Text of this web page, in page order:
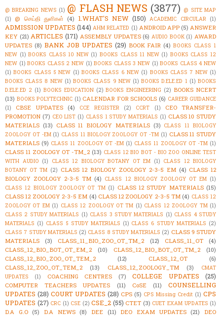
@ BREAKING NEWS (1) @ FLASH NEWS (3877) @ SITE MAP
(1) @ செய்தி துளிகள் (4) 1.WHAT'S NEW (150) ACADEMIC CIRCULAR (1)
ADMISSION UPDATES (144) AHM RELATED (1) ANDROID APP (5) ANSWER
KEY (21) ARTICLES (171) ASSEMBLY UPDATES (6) AUDIO BOOK (1) AWARD
UPDATES (8) BANK JOB UPDATES (29) BOOK FAIR (4) BOOKS CLASS 1
NEW (1) BOOKS CLASS 10 NEW (1) BOOKS CLASS 11 NEW (1) BOOKS CLASS 12
NEW (1) BOOKS CLASS 2 NEW (1) BOOKS CLASS 3 NEW (1) BOOKS CLASS 4 NEW
(1) BOOKS CLASS 5 NEW (1) BOOKS CLASS 6 NEW (1) BOOKS CLASS 7 NEW (1)
BOOKS CLASS 8 NEW (1) BOOKS CLASS 9 NEW (1) BOOKS D.ELE.ED 1 (1) BOOKS
D.ELE.ED 2 (1) BOOKS EDUCATION (2) BOOKS ENGINEERING (2) BOOKS NCERT
(13) BOOKS POLYTECHNIC (1) CALENDAR FOR SCHOOLS (6) CAREER GUIDANCE
(1)
CBSE UPDATES (4) CCE REGISTER (2) CCRT (1)
CEO TRANSFER-
PROMOTION (7) CEO LIST (1) CLASS 1 STUDY MATERIALS (1) CLASS 10 STUDY
MATERIALS (13) CLASS 11 BIOLOGY MATERIALS (3) CLASS 11 BIOLOGY
ZOOLOGY OT -EM (1) CLASS 11 BIOLOGY ZOOLOGY OT -TM (1) CLASS 11 STUDY
MATERIALS (9) CLASS 11 ZOOLOGY OT -EM (1) CLASS 11 ZOOLOGY OT -TM (1)
CLASS 11 ZOOLOGY OT -TM_2 (13) CLASS 12 BIO BOT - BIO ZOO ONLINE TEST
WITH AUDIO (1) CLASS 12 BIOLOGY BOTANY OT EM (1) CLASS 12 BIOLOGY
BOTANY OT TM (2) CLASS 12 BIOLOGY ZOOLOGY 2-3-5 EM (4) CLASS 12
BIOLOGY ZOOLOGY 2-3-5 TM (4) CLASS 12 BIOLOGY ZOOLOGY OT EM (1)
CLASS 12 BIOLOGY ZOOLOGY OT TM (1) CLASS 12 STUDY MATERIALS (15)
CLASS 12 ZOOLOGY 2-3-5 EM (4) CLASS 12 ZOOLOGY 2-3-5 TM (4) CLASS 12
ZOOLOGY OT EM (1) CLASS 12 ZOOLOGY OT TM (1) CLASS 12 ZOOLOGY TM (1)
CLASS 2 STUDY MATERIALS (1) CLASS 3 STUDY MATERIALS (1) CLASS 4 STUDY
MATERIALS (1) CLASS 5 STUDY MATERIALS (1) CLASS 6 STUDY MATERIALS (2)
CLASS 7 STUDY MATERIALS (2) CLASS 8 STUDY MATERIALS (2) CLASS 9 STUDY
MATERIALS
(3) CLASS_11_BIO_ZOO_OT_TM_2 (12) CLASS_11_OT
(4)
CLASS_12_BIO_BOT_OT_EM_2
(10) CLASS_12_BIO_BOT_OT_TM_2
(10)
CLASS_12_BIO_ZOO_OT_TEM_2
(12) CLASS_12_OT
(6)
CLASS_12_ZOO_OT_TEM_2
(13) CLASS_12_ZOOLOGY_TM (3)
CMAT
UPDATES
(1) COACHING CENTRES (7) COLLEGE UPDATES (25)
COMPUTER TEACHERS UPDATES (11) CoSE (11)
COUNSELLING
UPDATES (28) COURT UPDATES (28) CPS (5) CPS Missing Credit (1) CPS
UPDATES (27) CRC (1) CSE (2) CSE_2 (55) CTET (3) CUET EXAM UPDATES (1)
D.A G.O (5) D.A NEWS (8) DEE (11) DEO EXAM UPDATES (21)
DEO